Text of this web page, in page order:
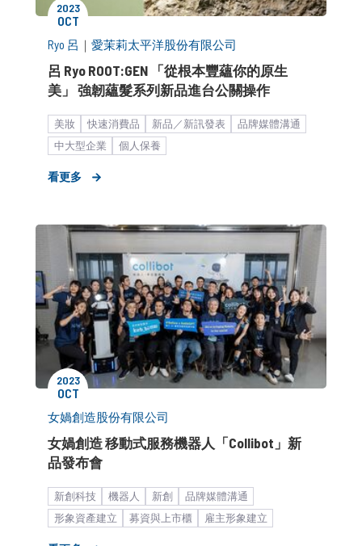
2023
OCT
Ryo 呂 ｜ 愛茉莉太平洋股份有限公司
呂 Ryo ROOT:GEN 「從根本豐蘊你的原生
美」 強韌蘊髮系列新品進台公關操作
美妝 快速消費品 ​新品／新訊發表
品牌媒體溝通
中大型企業
個人保養
看更多
2023
OCT
女媧創造股份有限公司
女媧創造 移動式服務機器人「Collibot」新
品發布會
新創科技 機器人 新創
品牌媒體溝通
形象資產建立
募資與上市櫃 雇主形象建立